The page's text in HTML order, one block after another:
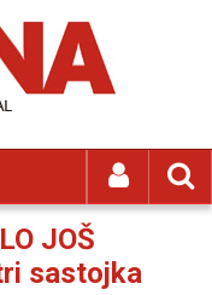
JOŠ
sastojka